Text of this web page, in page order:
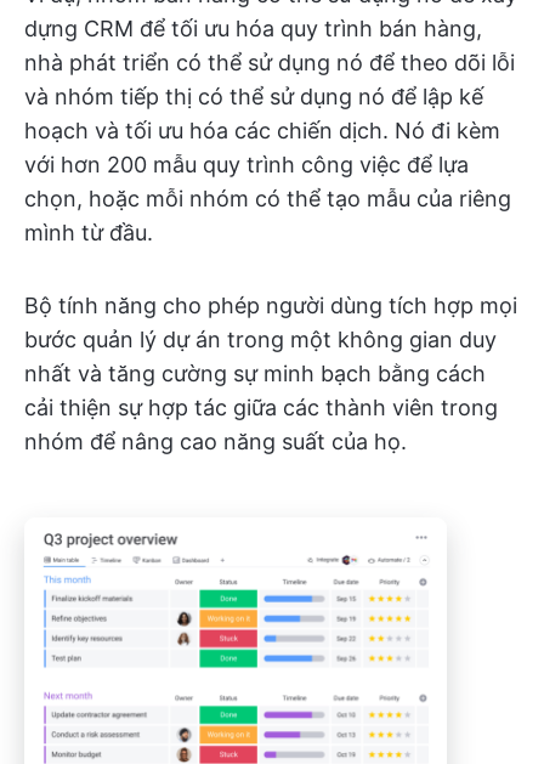
dựng CRM để tối ưu hóa quy trình bán hàng,
nhà phát triển có thể sử dụng nó để theo dõi lỗi
và nhóm tiếp thị có thể sử dụng nó để lập kế
hoạch và tối ưu hóa các chiến dịch. Nó đi kèm
với hơn 200 mẫu quy trình công việc để lựa
chọn, hoặc mỗi nhóm có thể tạo mẫu của riêng
mình từ đầu.
Bộ tính năng cho phép người dùng tích hợp mọi
bước quản lý dự án trong một không gian duy
nhất và tăng cường sự minh bạch bằng cách
cải thiện sự hợp tác giữa các thành viên trong
nhóm để nâng cao năng suất của họ.